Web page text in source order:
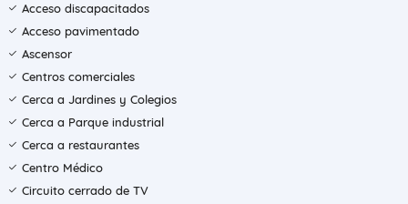
Acceso discapacitados
Acceso pavimentado
Ascensor
Centros comerciales
Cerca a Jardines y Colegios
Cerca a Parque industrial
Cerca a restaurantes
Centro Médico
Circuito cerrado de TV